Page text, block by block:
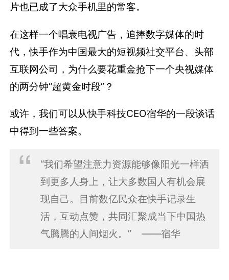
片也已成了大众手机里的常客。
在这样一个唱衰电视广告，追捧数字媒体的时
代，快手作为中国最大的短视频社交平台、头部
互联网公司，为什么要花重金抢下一个央视媒体
的两分钟“超黄金时段”？
或许，我们可以从快手科技CEO宿华的一段谈话
中得到一些答案。
“我们希望注意力资源能够像阳光一样洒
到更多人身上，让大多数国人有机会展
现自己。目前数亿民众在快手记录生
活，互动点赞，共同汇聚成当下中国热
气腾腾的人间烟火。” ——宿华